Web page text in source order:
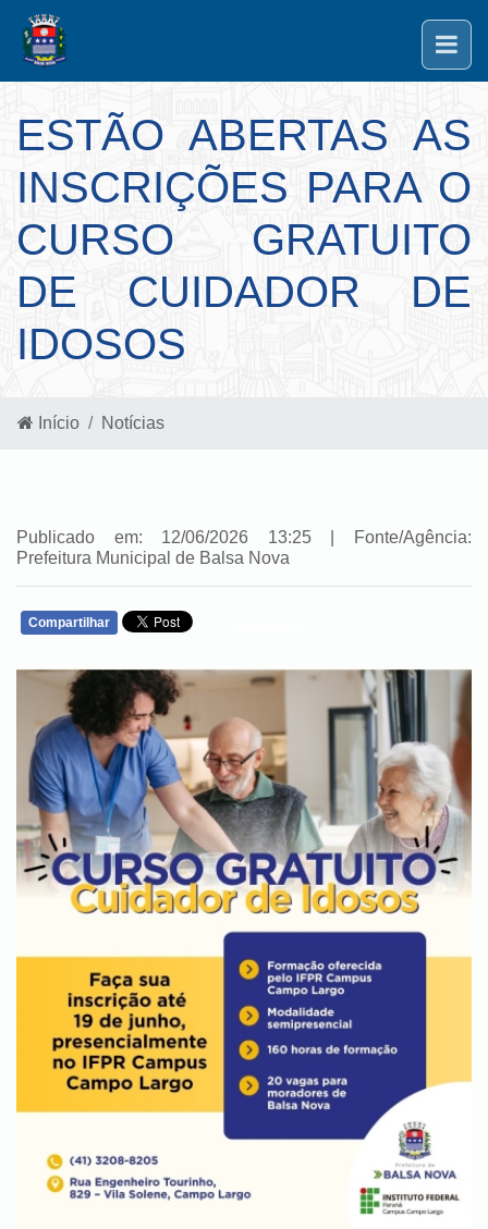
ESTÃO ABERTAS AS
INSCRIÇÕES PARA O
CURSO GRATUITO
DE CUIDADOR DE
IDOSOS
Início Notícias
Publicado em: 12/06/2026 13:25 | Fonte/Agência:
Prefeitura Municipal de Balsa Nova
Compartilhar